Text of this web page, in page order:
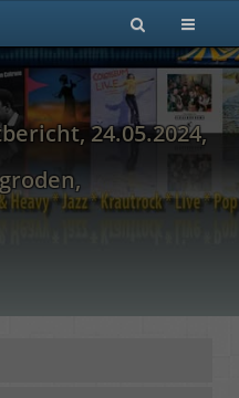
24.05.2024,